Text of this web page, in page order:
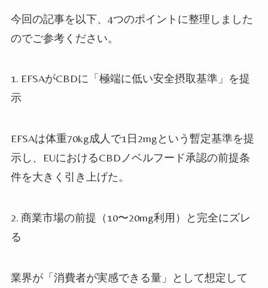
今回の記事を以下、4つのポイントに整理しました
のでご参考ください。
1. EFSAがCBDに「極端に低い安全摂取基準」を提
示
EFSAは体重70kg成人で1日2mgという暫定基準を提
示し、EUにおけるCBDノベルフード承認の前提条
件を大きく引き上げた。
2. 商業市場の前提（10〜20mg利用）と完全にズレ
る
業界が「消費者が実感できる量」として想定して